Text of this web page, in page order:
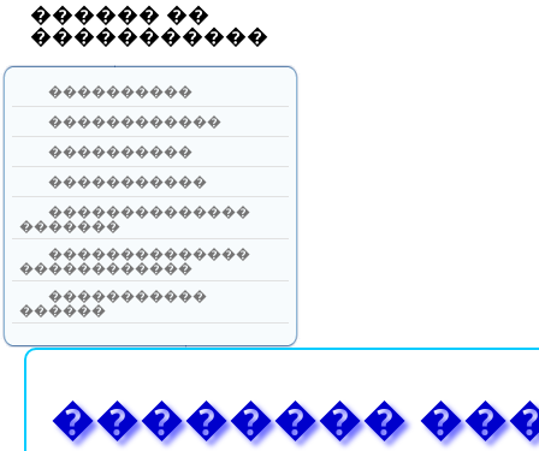
������ ��
�����������
����������
������������
����������
�����������
��������������
�������
��������������
������������
�����������
������
��������